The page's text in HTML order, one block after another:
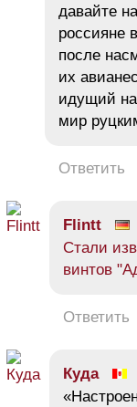
давайте
россияне
после
их
идущий
мир
Ответить
Flintt
Стали
винтов
Ответить
Куда